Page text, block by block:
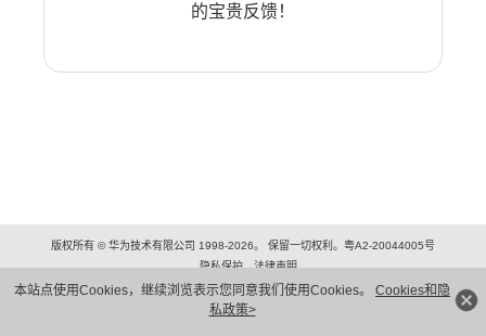
本站点使用Cookies，继续浏览表示您同意我们使用Cookies。 Cookies和隐
私政策>
的宝贵反馈！
版权所有 © 华为技术有限公司 1998-2026。 保留一切权利。粤A2-20044005号
隐私保护
法律声明